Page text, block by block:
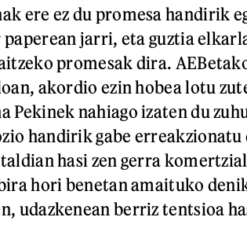
ere ez du promesa handirik
paperean jarri, eta guztia
promesak dira.
akordio ezin hobea lotu
Pekinek nahiago izaten du
handirik gabe erreakzionatu
hasi zen gerra
hori benetan amaituko
udazkenean berriz tentsioa